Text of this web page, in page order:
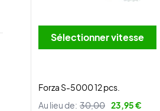
Sélectionner vitesse
Forza S-5000 12 pcs.
Au lieu de: 30,00 23,95 €